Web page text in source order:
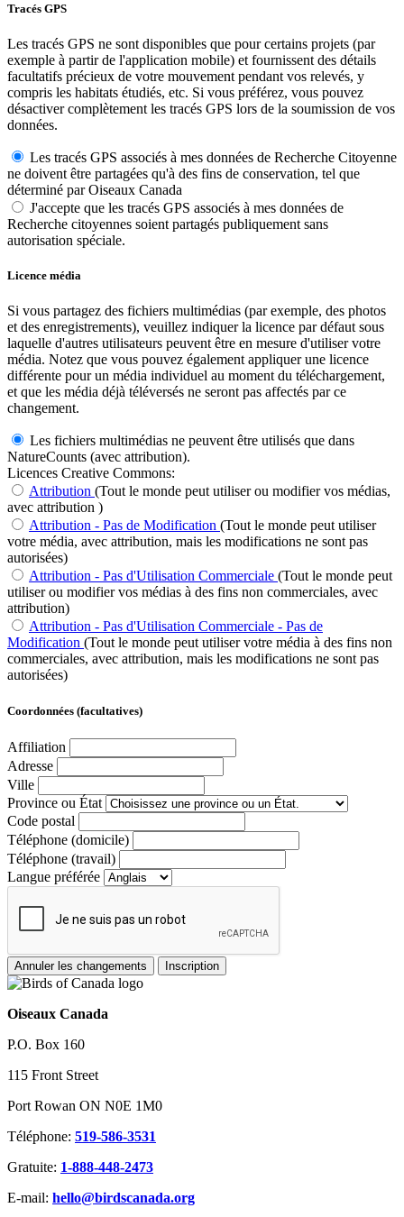
Tracés GPS
Les tracés GPS ne sont disponibles que pour certains projets (par
exemple à partir de l'application mobile) et fournissent des détails
facultatifs précieux de votre mouvement pendant vos relevés, y
compris les habitats étudiés, etc. Si vous préférez, vous pouvez
désactiver complètement les tracés GPS lors de la soumission de vos
données.
Les tracés GPS associés à mes données de Recherche Citoyenne
ne doivent être partagées qu'à des fins de conservation, tel que
déterminé par Oiseaux Canada
J'accepte que les tracés GPS associés à mes données de
Recherche citoyennes soient partagés publiquement sans
autorisation spéciale.
Licence média
Si vous partagez des fichiers multimédias (par exemple, des photos
et des enregistrements), veuillez indiquer la licence par défaut sous
laquelle d'autres utilisateurs peuvent être en mesure d'utiliser votre
média. Notez que vous pouvez également appliquer une licence
différente pour un média individuel au moment du téléchargement,
et que les média déjà téléversés ne seront pas affectés par ce
changement.
Les fichiers multimédias ne peuvent être utilisés que dans
NatureCounts (avec attribution).
Licences Creative Commons:
Attribution (Tout le monde peut utiliser ou modifier vos médias,
avec attribution )
Attribution - Pas de Modification (Tout le monde peut utiliser
votre média, avec attribution, mais les modifications ne sont pas
autorisées)
Attribution - Pas d'Utilisation Commerciale (Tout le monde peut
utiliser ou modifier vos médias à des fins non commerciales, avec
attribution)
Attribution - Pas d'Utilisation Commerciale - Pas de
Modification (Tout le monde peut utiliser votre média à des fins non
commerciales, avec attribution, mais les modifications ne sont pas
autorisées)
Coordonnées (facultatives)
Affiliation
Adresse
Ville
Province ou État
Code postal
Téléphone (domicile)
Téléphone (travail)
Langue préférée
Oiseaux Canada
P.O. Box 160
115 Front Street
Port Rowan ON N0E 1M0
Téléphone: 519-586-3531
Gratuite: 1-888-448-2473
E-mail: hello@birdscanada.org